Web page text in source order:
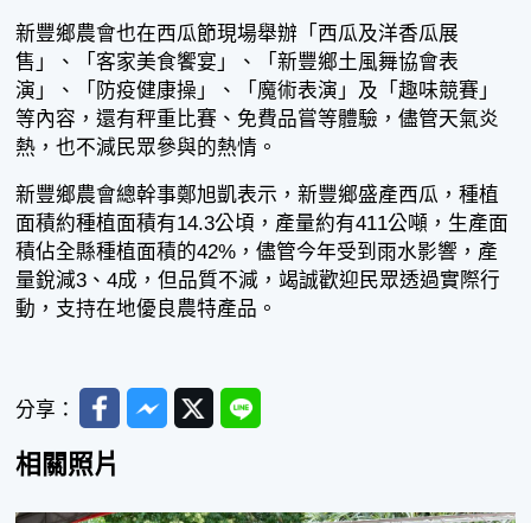
新豐鄉農會也在西瓜節現場舉辦「西瓜及洋香瓜展
售」、「客家美食饗宴」、「新豐鄉土風舞協會表
演」、「防疫健康操」、「魔術表演」及「趣味競賽」
等內容，還有秤重比賽、免費品嘗等體驗，儘管天氣炎
熱，也不減民眾參與的熱情。
新豐鄉農會總幹事鄭旭凱表示，新豐鄉盛產西瓜，種植
面積約種植面積有14.3公頃，產量約有411公噸，生產面
積佔全縣種植面積的42%，儘管今年受到雨水影響，產
量銳減3、4成，但品質不減，竭誠歡迎民眾透過實際行
動，支持在地優良農特產品。
分享： FacebookMessenger
TwitterLine
相關照片